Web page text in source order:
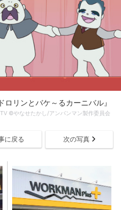
リンとバケ～るカーニバル』
©やなせたかし/アンパンマン製作委員会
に戻る 次の写真